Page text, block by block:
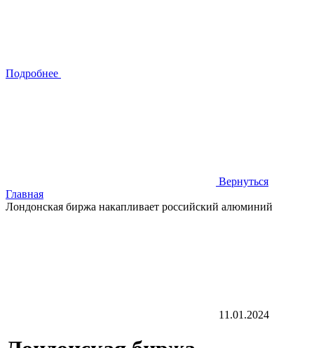
Подробнее
Вернуться
Главная
Лондонская биржа накапливает российский алюминий
11.01.2024